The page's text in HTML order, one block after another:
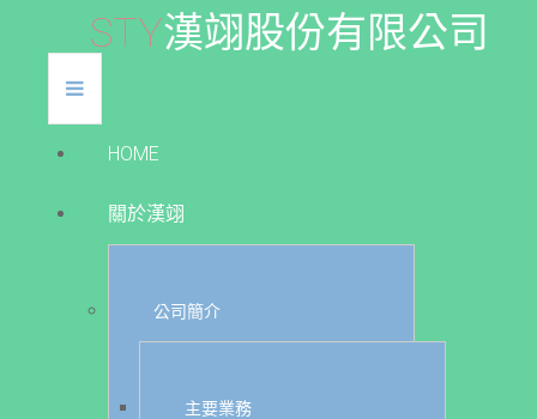
STY漢翊股份有限公司
HOME
關於漢翊
公司簡介
主要業務